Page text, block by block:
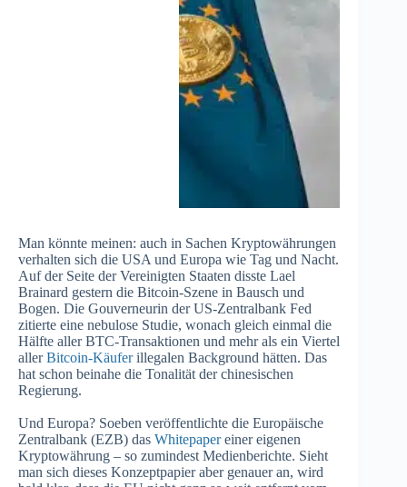
Man könnte meinen: auch in Sachen Kryptowährungen
verhalten sich die USA und Europa wie Tag und Nacht.
Auf der Seite der Vereinigten Staaten disste Lael
Brainard gestern die Bitcoin-Szene in Bausch und
Bogen. Die Gouverneurin der US-Zentralbank Fed
zitierte eine nebulose Studie, wonach gleich einmal die
Hälfte aller BTC-Transaktionen und mehr als ein Viertel
allerBitcoin-Käuferillegalen Background hätten. Das
hat schon beinahe die Tonalität der chinesischen
Regierung.
Und Europa? Soeben veröffentlichte die Europäische
Zentralbank (EZB) das Whitepapereiner eigenen
Kryptowährung – so zumindest Medienberichte. Sieht
man sich dieses Konzeptpapier aber genauer an, wird